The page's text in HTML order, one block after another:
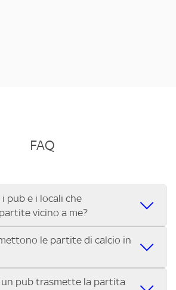
FAQ
pub e i locali che
vicino a me?
ristorante o locale vicino a te per
A ENILIVE, la Serie C Sky Wifi, la
la UEFA Europa League, la UEFA
il Tennis, la Formula 1®, la MotoGP™ e
le partite di calcio in
pub o ristoranti mostrano le partite
un pub trasmette la partita